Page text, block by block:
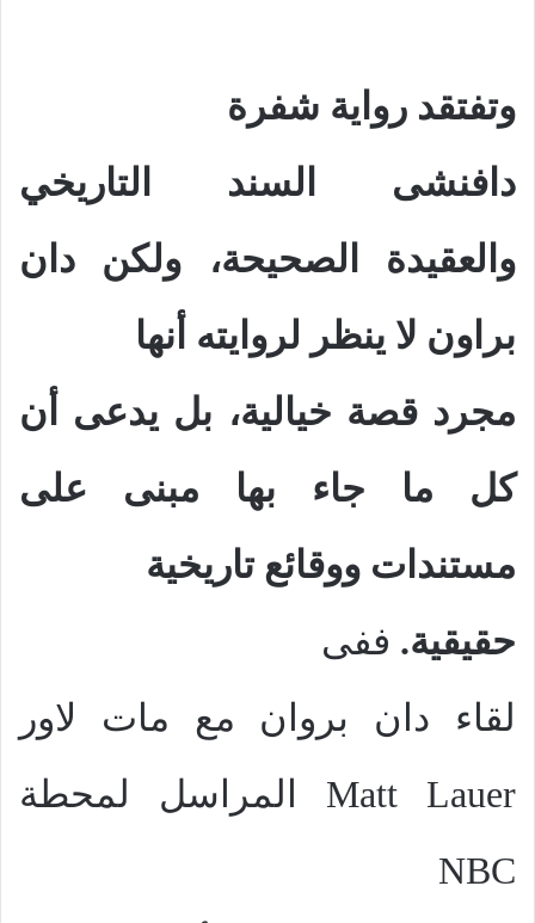
وتفتقد رواية شفرة
دافنشى السند التاريخي
والعقيدة الصحيحة، ولكن دان
براون لا ينظر لروايته أنها
مجرد قصة خيالية، بل يدعى أن
كل ما جاء بها مبنى على
مستندات ووقائع تاريخية
حقيقية. ففى
لقاء دان بروان مع مات لاور
Matt Lauer
المراسل لمحطة
NBC